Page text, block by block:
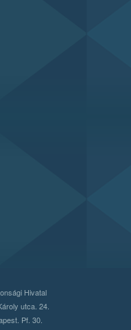
Hivatal
utca. 24.
Pf. 30.